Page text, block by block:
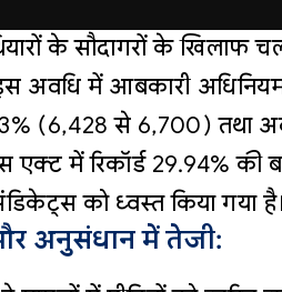
के सौदागरों के खिलाफ
इस अवधि में आबकारी
(6,428 से 6,700) तथा
एक्ट में रिकॉर्ड 29.94%
को ध्वस्त किया गया है।
अनुसंधान में तेजी: